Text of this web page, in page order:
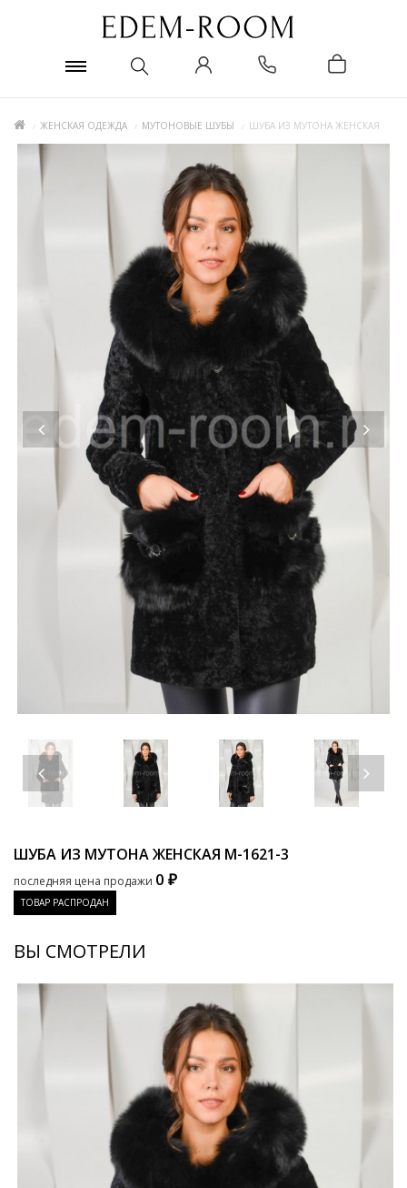
ЖЕНСКАЯ ОДЕЖДА МУТОНОВЫЕ ШУБЫ ШУБА ИЗ МУТОНА ЖЕНСКАЯ
ШУБА ИЗ МУТОНА ЖЕНСКАЯ M-1621-3
последняя цена продажи 0 ₽
ТОВАР РАСПРОДАН
ВЫ СМОТРЕЛИ